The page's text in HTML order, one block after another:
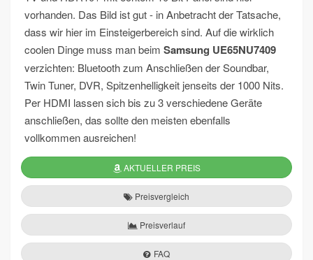
vorhanden. Das Bild ist gut - in Anbetracht der Tatsache,
dass wir hier im Einsteigerbereich sind. Auf die wirklich
coolen Dinge muss man beim Samsung UE65NU7409
verzichten: Bluetooth zum Anschließen der Soundbar,
Twin Tuner, DVR, Spitzenhelligkeit jenseits der 1000 Nits.
Per HDMI lassen sich bis zu 3 verschiedene Geräte
anschließen, das sollte den meisten ebenfalls
vollkommen ausreichen!
AKTUELLER PREIS
Preisvergleich
Preisverlauf
FAQ